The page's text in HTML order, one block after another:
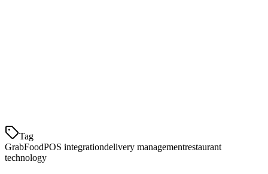
Tag
GrabFoodPOS integrationdelivery managementrestaurant
technology